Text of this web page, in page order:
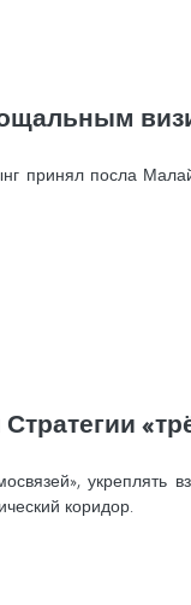
принял посла
укреплять
коридор.